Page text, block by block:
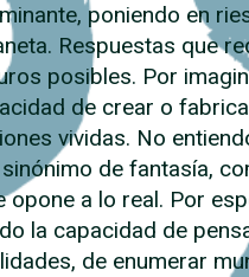
poniendo en
Respuestas que
posibles. Por
de crear o
vividas. No
de fantasía,
opone a lo real. Por
la capacidad de
de enumerar